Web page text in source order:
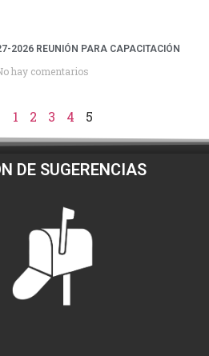
2026 REUNIÓN PARA CAPACITACIÓN
hay comentarios
1 2 3 4 5
DE SUGERENCIAS